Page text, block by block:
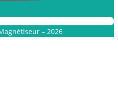
– 2026